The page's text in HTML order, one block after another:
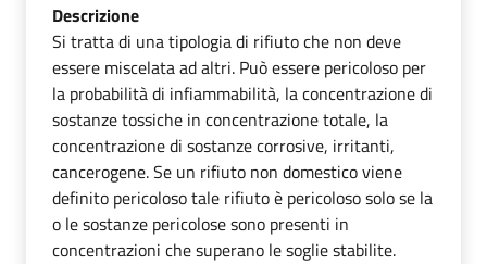
Descrizione
Si tratta di una tipologia di rifiuto che non deve
essere miscelata ad altri. Può essere pericoloso per
la probabilità di infiammabilità, la concentrazione di
sostanze tossiche in concentrazione totale, la
concentrazione di sostanze corrosive, irritanti,
cancerogene. Se un rifiuto non domestico viene
definito pericoloso tale rifiuto è pericoloso solo se la
o le sostanze pericolose sono presenti in
concentrazioni che superano le soglie stabilite.